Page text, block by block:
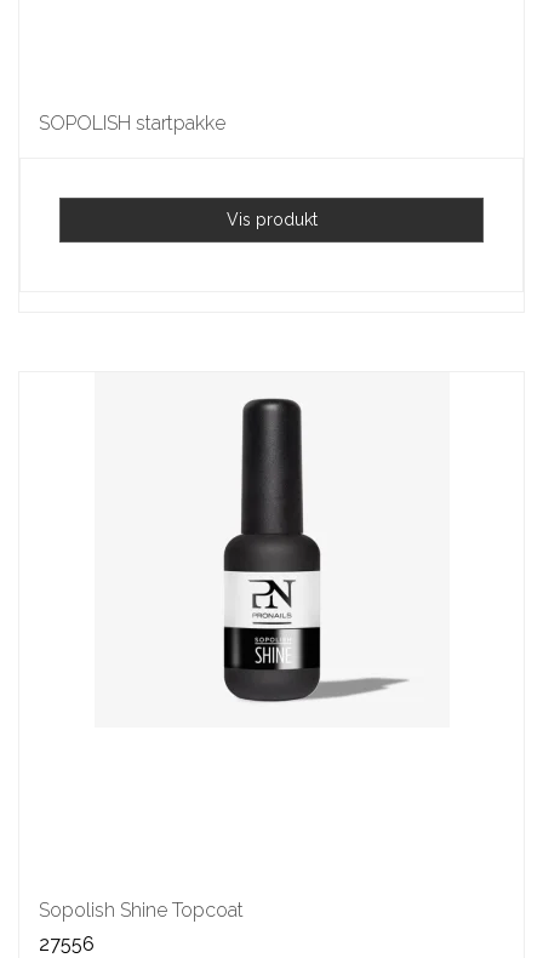
SOPOLISH startpakke
Vis produkt
Sopolish Shine Topcoat
27556